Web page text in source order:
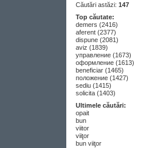
Căutări astăzi: 147
Top căutate:
demers (2416)
aferent (2377)
dispune (2081)
aviz (1839)
управление (1673)
оформление (1613)
beneficiar (1465)
положение (1427)
sediu (1415)
solicita (1403)
Ultimele căutări:
opait
bun
viitor
viiţor
bun viiţor